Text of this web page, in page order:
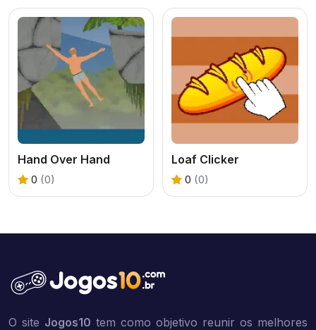
Hand Over Hand
0 (0)
Loaf Clicker
0 (0)
O site Jogos10 tem como objetivo reunir os melhores